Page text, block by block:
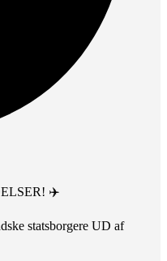
✈️
statsborgere UD af